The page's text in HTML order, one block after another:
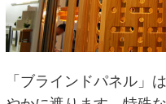
「ブラインドパネル」